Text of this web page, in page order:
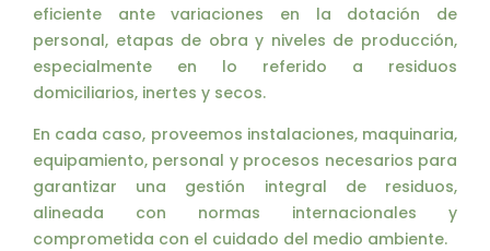
eficiente ante variaciones en la dotación de
personal, etapas de obra y niveles de producción,
especialmente en lo referido a residuos
domiciliarios, inertes y secos.
En cada caso, proveemos instalaciones, maquinaria,
equipamiento, personal y procesos necesarios para
garantizar una gestión integral de residuos,
alineada con normas internacionales y
comprometida con el cuidado del medio ambiente.